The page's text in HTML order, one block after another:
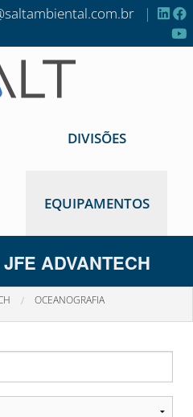
|
DIVISÕES
EQUIPAMENTOS
ADVANTECH
OCEANOGRAFIA